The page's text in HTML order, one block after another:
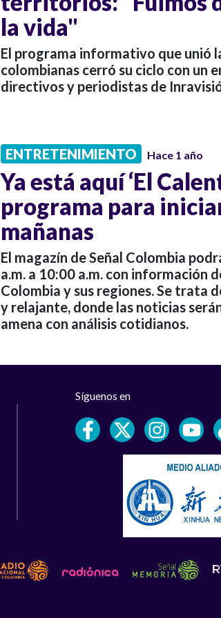
la vida"
El programa informativo que unió
colombianas cerró su ciclo con un
directivos y periodistas de
ENTRETENIMIENTO Hace 1 año
Ya está aquí ‘El
programa para
mañanas
El magazín de Señal Colombia
a.m. a 10:00 a.m. con información
Colombia y sus regiones. Se trata
y relajante, donde las noticias
amena con análisis cotidianos.
Síguenos en